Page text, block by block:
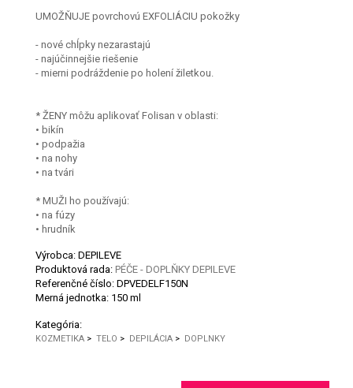
UMOŽŇUJE povrchovú EXFOLIÁCIU pokožky
- nové chĺpky nezarastajú
- najúčinnejšie riešenie
- mierni podráždenie po holení žiletkou.
* ŽENY môžu aplikovať Folisan v oblasti:
• bikín
• podpažia
• na nohy
• na tvári
* MUŽI ho používajú:
• na fúzy
• hrudník
Výrobca: DEPILEVE
Produktová rada: PÉČE - DOPLŇKY DEPILEVE
Referenčné číslo: DPVEDELF150N
Merná jednotka: 150 ml
Kategória:
KOZMETIKA > TELO > DEPILÁCIA > DOPLNKY